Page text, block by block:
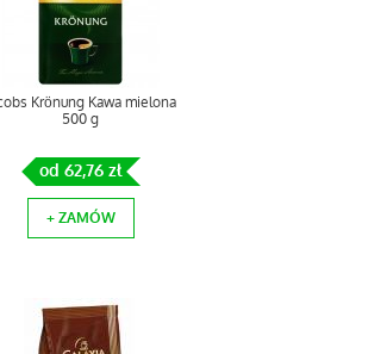
Krönung Kawa mielona
500 g
od 62,76 zł
+ ZAMÓW